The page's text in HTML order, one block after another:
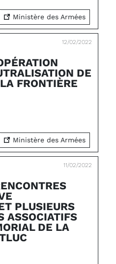
Ministère des Armées
12/02/2022
DE
FRONTIÈRE
Ministère des Armées
11/02/2022
PLUSIEURS
ASSOCIATIFS
DE LA